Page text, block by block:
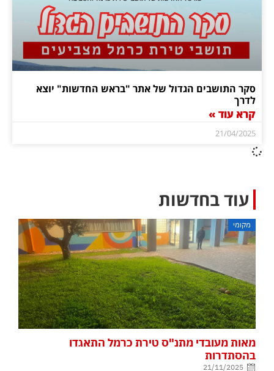
סקר התושבים הגדול של אתר "בראש החדשות" יוצא
לדרך
קרא עוד »
21/04/2025
עוד בחדשות
מקומי
מאות מעובדי מתנ"ס טירת כרמל התאגדו
בהסתדרות
21/11/2025